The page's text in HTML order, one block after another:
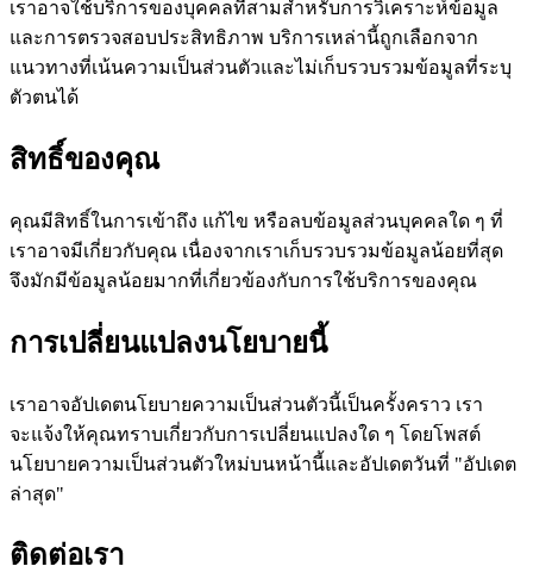
เราอาจใช้บริการของบุคคลที่สามสำหรับการวิเคราะห์ข้อมูล
และการตรวจสอบประสิทธิภาพ บริการเหล่านี้ถูกเลือกจาก
แนวทางที่เน้นความเป็นส่วนตัวและไม่เก็บรวบรวมข้อมูลที่ระบุ
ตัวตนได้
สิทธิ์ของคุณ
คุณมีสิทธิ์ในการเข้าถึง แก้ไข หรือลบข้อมูลส่วนบุคคลใด ๆ ที่
เราอาจมีเกี่ยวกับคุณ เนื่องจากเราเก็บรวบรวมข้อมูลน้อยที่สุด
จึงมักมีข้อมูลน้อยมากที่เกี่ยวข้องกับการใช้บริการของคุณ
การเปลี่ยนแปลงนโยบายนี้
เราอาจอัปเดตนโยบายความเป็นส่วนตัวนี้เป็นครั้งคราว เรา
จะแจ้งให้คุณทราบเกี่ยวกับการเปลี่ยนแปลงใด ๆ โดยโพสต์
นโยบายความเป็นส่วนตัวใหม่บนหน้านี้และอัปเดตวันที่ "อัปเดต
ล่าสุด"
ติดต่อเรา